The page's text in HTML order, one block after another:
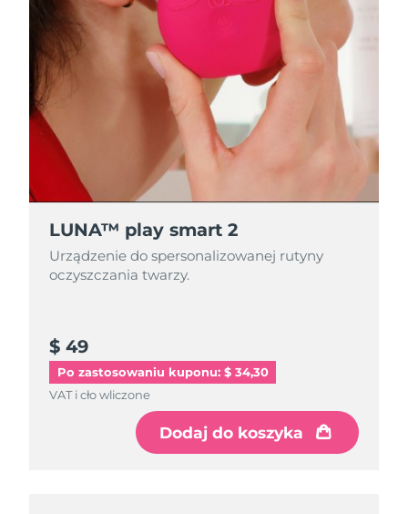
LUNA™ play smart 2
Urządzenie do spersonalizowanej rutyny
oczyszczania twarzy.
$ 49
Po zastosowaniu kuponu: $ 34,30
VAT i cło wliczone
Dodaj do koszyka